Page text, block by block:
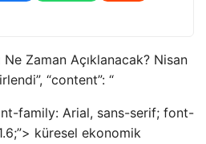
Ne Zaman Açıklanacak? Nisan
“content”: “
family: Arial, sans-serif; font-
küresel ekonomik